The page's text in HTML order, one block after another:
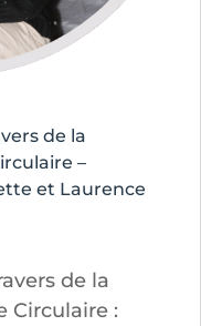
de la
–
et Laurence
de la
Circulaire :